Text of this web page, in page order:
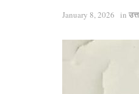
January 8, 2026 in